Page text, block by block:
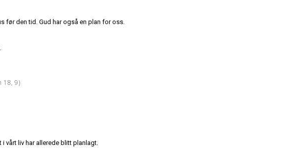
før den tid. Gud har også en plan for oss.
18, 9)
vårt liv har allerede blitt planlagt.